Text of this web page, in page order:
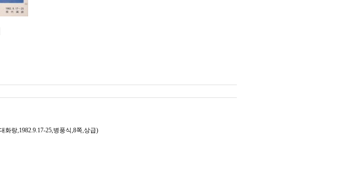
랑,1982.9.17-25,병풍식,8쪽,상급)